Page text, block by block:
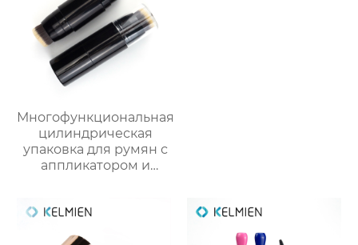
Многофункциональная
цилиндрическая
упаковка для румян с
аппликатором и